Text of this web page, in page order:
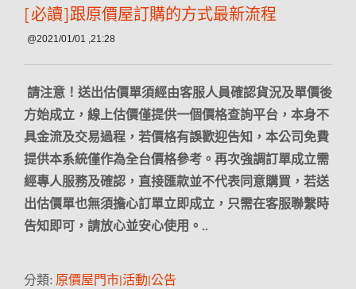
[必讀]跟原價屋訂購的方式最新流程
@2021/01/01 ,21:28
請注意！送出估價單須經由客服人員確認貨況及單價後
方始成立，線上估價僅提供一個價格查詢平台，本身不
具金流及交易過程，若價格有誤歡迎告知，本公司免費
提供本系統僅作為全台價格參考。再次強調訂單成立需
經專人服務及確認，直接匯款並不代表同意購買，若送
出估價單也無須擔心訂單立即成立，只需在客服聯繫時
告知即可，請放心並安心使用。..
分類: 原價屋門市|活動|公告